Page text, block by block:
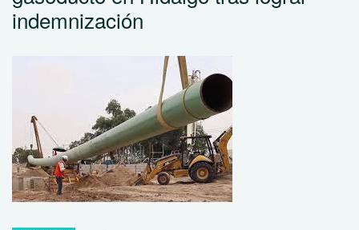
indemnización